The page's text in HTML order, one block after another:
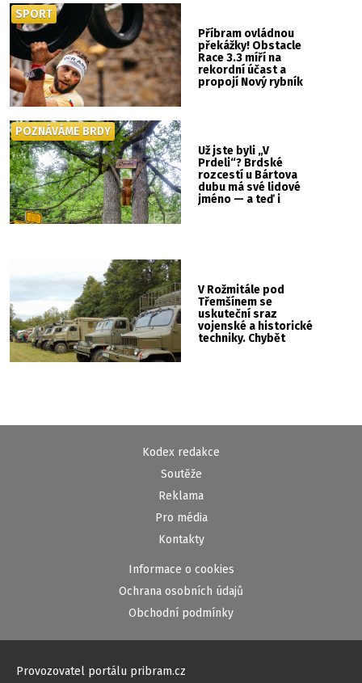
Příbram ovládnou
překážky! Obstacle
Race 3.3 míří na
rekordní účast a
propojí Nový rybník
SPORT
Už jste byli „V
Prdeli“? Brdské
rozcestí u Bártova
dubu má své lidové
jméno — a teď i
POZNÁVÁME BRDY
V Rožmitále pod
Třemšínem se
uskuteční sraz
vojenské a historické
techniky. Chybět
Kodex redakce
Soutěže
Reklama
Pro média
Kontakty
Informace o cookies
Ochrana osobních údajů
Obchodní podmínky
Provozovatel portálu pribram.cz